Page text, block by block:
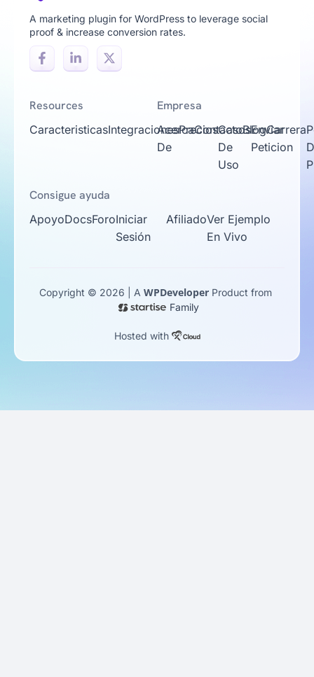
A marketing plugin for WordPress to leverage social
proof & increase conversion rates.
Resources
CaracteristicasIntegracionesPreciosCasos
De
Uso
Enviar
Peticion
Empresa
Acerca
De
ContactoBlogCarrera
Consigue ayuda
ApoyoDocsForoIniciar
Sesión
AfiliadoVer Ejemplo
En Vivo
Copyright © 2026 | A WPDeveloper Product from
Family
Hosted with